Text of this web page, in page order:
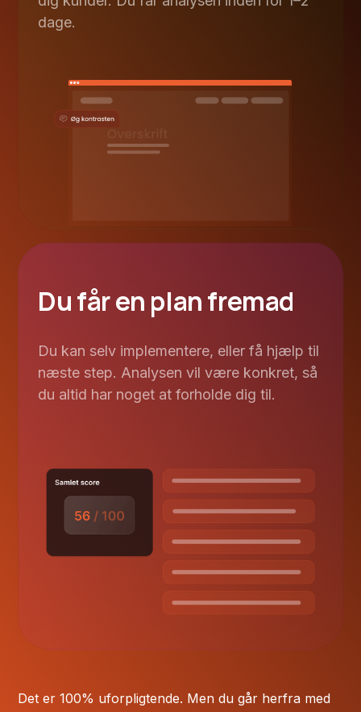
dage.
Du får en plan fremad
Du kan selv implementere, eller få hjælp til
næste step. Analysen vil være konkret, så
du altid har noget at forholde dig til.
Det er 100% uforpligtende. Men du går herfra med